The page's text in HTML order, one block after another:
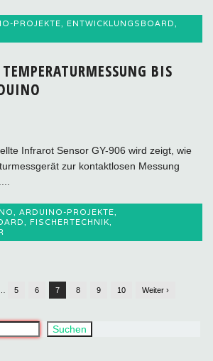
PROJEKTE, ENTWICKLUNGSBOARD,
BIS
Infrarot Sensor GY-906 wird zeigt, wie
zur kontaktlosen Messung
,ARDUINO-PROJEKTE
FISCHERTECHNIK
5 6 7 8 9 10 Weiter ›
Suchen